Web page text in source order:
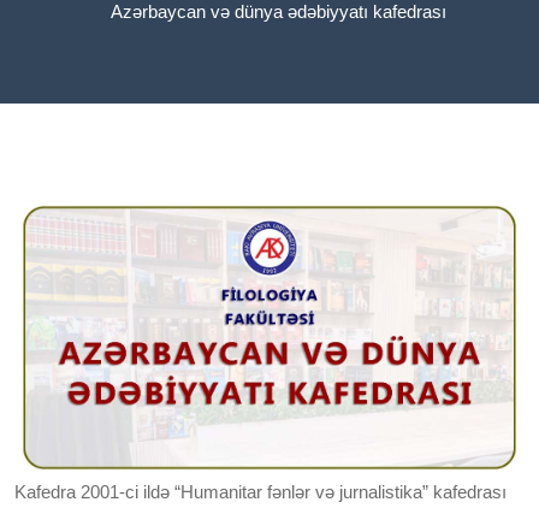
Azərbaycan və dünya ədəbiyyatı kafedrası
Kafedra 2001-ci ildə “Humanitar fənlər və jurnalistika” kafedrası